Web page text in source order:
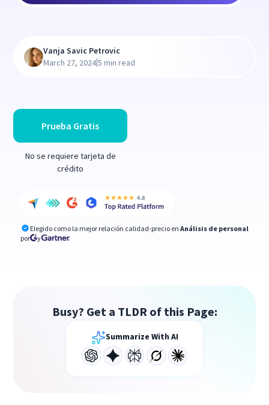
Prueba Gratis
No se requiere tarjeta de
crédito
Elegido como la mejor relación calidad-precio en Análisis de personal
por
y
Vanja Savic Petrovic
March 27, 2024|5 min read
Busy? Get a TLDR of this Page:
Summarize With AI